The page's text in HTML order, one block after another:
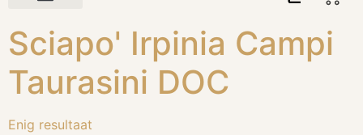
Sciapo' Irpinia Campi
Taurasini DOC
Enig resultaat